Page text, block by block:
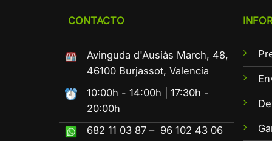
CONTACTO
Avinguda d'Ausiàs March, 48,
46100 Burjassot, Valencia
10:00h - 14:00h | 17:30h -
20:00h
682 11 03 87 – 96 102 43 06